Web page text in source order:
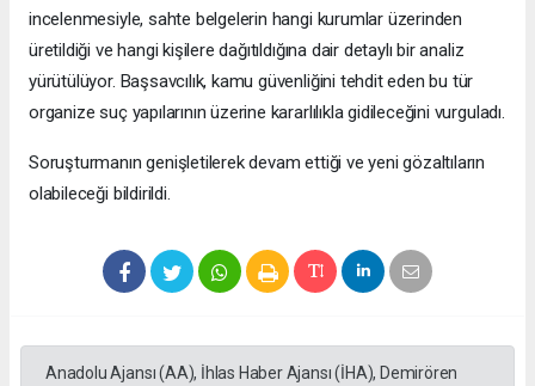
incelenmesiyle, sahte belgelerin hangi kurumlar üzerinden
üretildiği ve hangi kişilere dağıtıldığına dair detaylı bir analiz
yürütülüyor. Başsavcılık, kamu güvenliğini tehdit eden bu tür
organize suç yapılarının üzerine kararlılıkla gidileceğini vurguladı.
Soruşturmanın genişletilerek devam ettiği ve yeni gözaltıların
olabileceği bildirildi.
Anadolu Ajansı (AA), İhlas Haber Ajansı (İHA), Demirören